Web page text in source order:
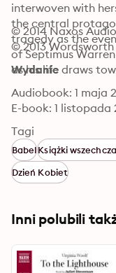
interwoven with
the central
tragedy as the
of Septimus
as his life draws
© 2014 Naxos
© 2013 Wordsworth
Wydanie
Audiobook: 1 maja
E-book: 1 listopada
Tagi
BabelKsiążki
Dzień Kobiet
Inni polubili